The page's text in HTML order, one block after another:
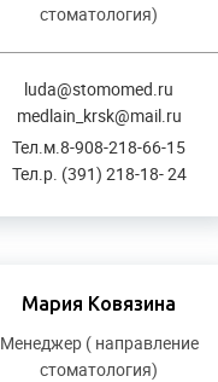
стоматология)
luda@stomomed.ru
medlain_krsk@mail.ru
Тел.м.8-908-218-66-15
Тел.р. (391) 218-18- 24
Мария Ковязина
Менеджер ( направление
стоматология)